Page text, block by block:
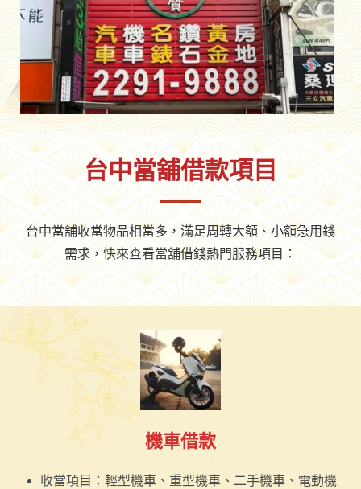
台中當舖借款項目
台中當舖收當物品相當多，滿足周轉大額、小額急用錢
需求，快來查看當舖借錢熱門服務項目：
機車借款
收當項目：輕型機車、重型機車、二手機車、電動機